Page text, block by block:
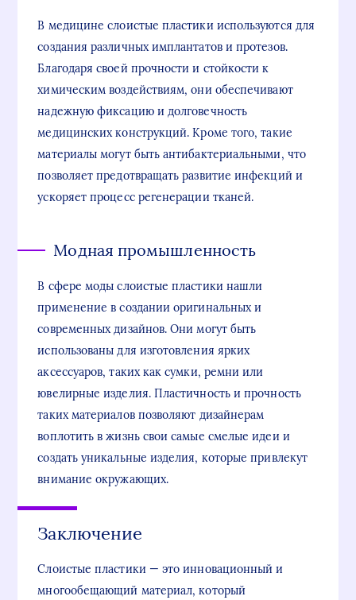
В медицине слоистые пластики используются для
создания различных имплантатов и протезов.
Благодаря своей прочности и стойкости к
химическим воздействиям, они обеспечивают
надежную фиксацию и долговечность
медицинских конструкций. Кроме того, такие
материалы могут быть антибактериальными, что
позволяет предотвращать развитие инфекций и
ускоряет процесс регенерации тканей.
Модная промышленность
В сфере моды слоистые пластики нашли
применение в создании оригинальных и
современных дизайнов. Они могут быть
использованы для изготовления ярких
аксессуаров, таких как сумки, ремни или
ювелирные изделия. Пластичность и прочность
таких материалов позволяют дизайнерам
воплотить в жизнь свои самые смелые идеи и
создать уникальные изделия, которые привлекут
внимание окружающих.
Заключение
Слоистые пластики — это инновационный и
многообещающий материал, который